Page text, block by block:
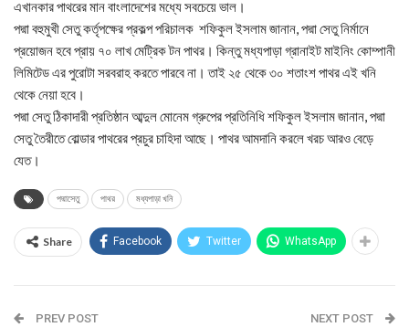
এখানকার পাথরের মান বাংলাদেশের মধ্যে সবচেয়ে ভাল।
পদ্মা বহুমুখী সেতু কর্তৃপক্ষের প্রকল্প পরিচালক শফিকুল ইসলাম জানান, পদ্মা সেতু নির্মানে
প্রয়োজন হবে প্রায় ৭০ লাখ মেট্রিক টন পাথর। কিন্তু মধ্যপাড়া গ্রানাইট মাইনিং কোম্পানী
লিমিটেড এর পুরোটা সরবরাহ করতে পারবে না। তাই ২৫ থেকে ৩০ শতাংশ পাথর এই খনি
থেকে নেয়া হবে।
পদ্মা সেতু ঠিকাদারী প্রতিষ্ঠান আব্দুল মোনেম গ্রুপের প্রতিনিধি শফিকুল ইসলাম জানান, পদ্মা
সেতু তৈরীতে বোল্ডার পাথরের প্রচুর চাহিদা আছে। পাথর আমদানি করলে খরচ আরও বেড়ে
যেত।
পদ্মাসেতু পাথর মধ্যপাড়া খনি
Share Facebook Twitter WhatsApp
PREV POST NEXT POST